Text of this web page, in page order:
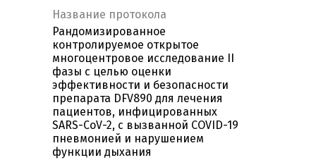
Название протокола
Рандомизированное
контролируемое открытое
многоцентровое исследование II
фазы с целью оценки
эффективности и безопасности
препарата DFV890 для лечения
пациентов, инфицированных
SARS-CoV-2, с вызванной COVID-19
пневмонией и нарушением
функции дыхания